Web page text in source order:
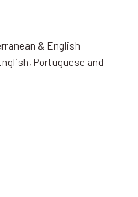
& English
Portuguese and